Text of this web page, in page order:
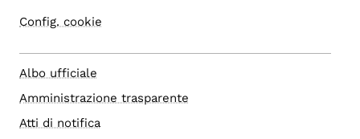
Config. cookie
Albo ufficiale
Amministrazione trasparente
Atti di notifica